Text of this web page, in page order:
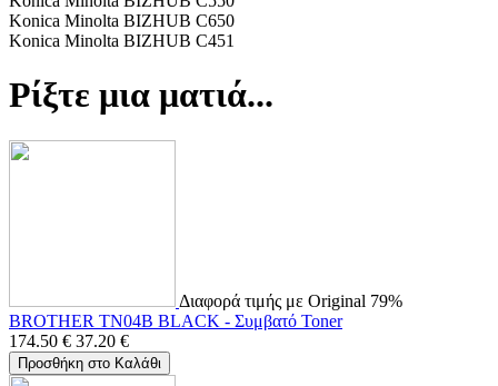
Konica Minolta BIZHUB C650
Konica Minolta BIZHUB C451
Ρίξτε μια ματιά...
Διαφορά τιμής με Original 79%
BROTHER TN04B BLACK - Συμβατό Toner
174.50 € 37.20 €
Προσθήκη στο Καλάθι